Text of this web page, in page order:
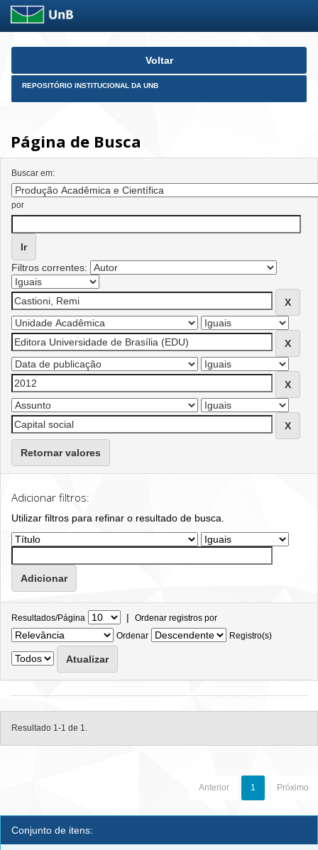
Skip
Voltar
REPOSITÓRIO INSTITUCIONAL DA UNB
Página de Busca
Buscar em:
por
Filtros correntes:
Retornar valores
Adicionar filtros:
Utilizar filtros para refinar o resultado de busca.
Resultados/Página | Ordenar registros por
Ordenar
Registro(s)
Resultado 1-1 de 1.
Anterior 1 Próximo
Conjunto de itens: